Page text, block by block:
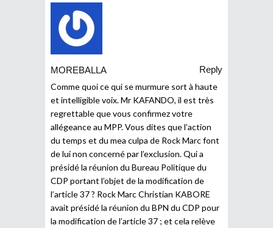
MOREBALLA
Reply
Comme quoi ce qui se murmure sort à haute
et intelligible voix. Mr KAFANDO, il est très
regrettable que vous confirmez votre
allégeance au MPP. Vous dites que l’action
du temps et du mea culpa de Rock Marc font
de lui non concerné par l’exclusion. Qui a
présidé la réunion du Bureau Politique du
CDP portant l’objet de la modification de
l’article 37 ? Rock Marc Christian KABORE
avait présidé la réunion du BPN du CDP pour
la modification de l’article 37 ; et cela relève